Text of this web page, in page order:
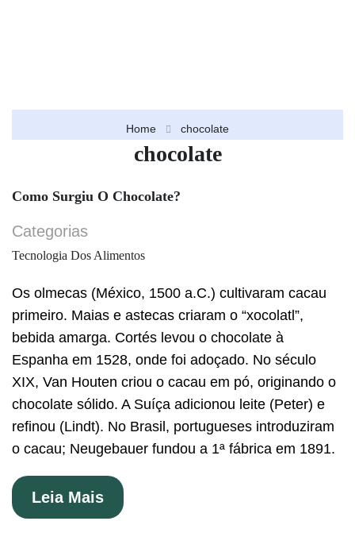
Home chocolate
chocolate
Como Surgiu O Chocolate?
Categorias
Tecnologia Dos Alimentos
Os olmecas (México, 1500 a.C.) cultivaram cacau
primeiro. Maias e astecas criaram o “xocolatl”,
bebida amarga. Cortés levou o chocolate à
Espanha em 1528, onde foi adoçado. No século
XIX, Van Houten criou o cacau em pó, originando o
chocolate sólido. A Suíça adicionou leite (Peter) e
refinou (Lindt). No Brasil, portugueses introduziram
o cacau; Neugebauer fundou a 1ª fábrica em 1891.
Leia Mais